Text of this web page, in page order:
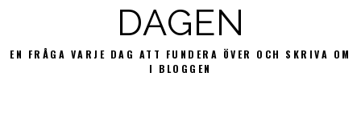
DAGEN
EN FRÅGA VARJE DAG ATT FUNDERA ÖVER OCH SKRIVA OM
I BLOGGEN